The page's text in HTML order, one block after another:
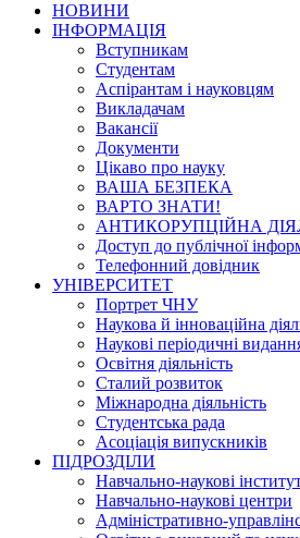
НОВИНИ
ІНФОРМАЦІЯ
Вступникам
Студентам
Аспірантам і науковцям
Викладачам
Вакансії
Документи
Цікаво про науку
ВАША БЕЗПЕКА
ВАРТО ЗНАТИ!
АНТИКОРУПЦІЙНА
Доступ до публічної
Телефонний довідник
УНІВЕРСИТЕТ
Портрет ЧНУ
Наукова й інноваційна
Наукові періодичні
Освітня діяльність
Сталий розвиток
Міжнародна діяльність
Студентська рада
Асоціація випускників
ПІДРОЗДІЛИ
Навчально-наукові
Навчально-наукові центри
Адміністративно-